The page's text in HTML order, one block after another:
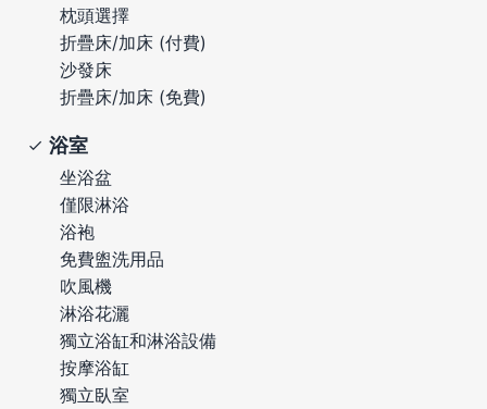
枕頭選擇
折疊床/加床 (付費)
沙發床
折疊床/加床 (免費)
浴室
坐浴盆
僅限淋浴
浴袍
免費盥洗用品
吹風機
淋浴花灑
獨立浴缸和淋浴設備
按摩浴缸
獨立臥室